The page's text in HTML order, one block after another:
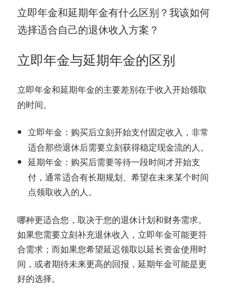
立即年金和延期年金有什么区别？我该如何
选择适合自己的退休收入方案？
立即年金与延期年金的区别
立即年金和延期年金的主要差别在于收入开始领取
的时间。
立即年金 ：购买后立刻开始支付固定收入，非常
适合那些退休后需要立刻获得稳定现金流的人。
延期年金 ：购买后需要等待一段时间才开始支
付，通常适合有长期规划、希望在未来某个时间
点领取收入的人。
哪种更适合您，取决于您的退休计划和财务需求。
如果您需要立刻补充退休收入，立即年金可能更符
合需求；而如果您希望延迟领取以延长资金使用时
间，或者期待未来更高的回报，延期年金可能是更
好的选择。